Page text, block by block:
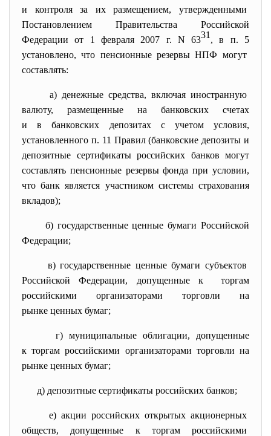
и контроля за их размещением, утвержденными
Постановлением Правительства Российской
Федерации от 1 февраля 2007 г. N 6331 , в п. 5
установлено, что пенсионные резервы НПФ могут
составлять:
а) денежные средства, включая иностранную
валюту, размещенные на банковских счетах
и в банковских депозитах с учетом условия,
установленного п. 11 Правил (банковские депозиты и
депозитные сертификаты российских банков могут
составлять пенсионные резервы фонда при условии,
что банк является участником системы страхования
вкладов);
б) государственные ценные бумаги Российской
Федерации;
в) государственные ценные бумаги субъектов
Российской Федерации, допущенные к торгам
российскими организаторами торговли на
рынке ценных бумаг;
г) муниципальные облигации, допущенные
к торгам российскими организаторами торговли на
рынке ценных бумаг;
д) депозитные сертификаты российских банков;
е) акции российских открытых акционерных
обществ, допущенные к торгам российскими